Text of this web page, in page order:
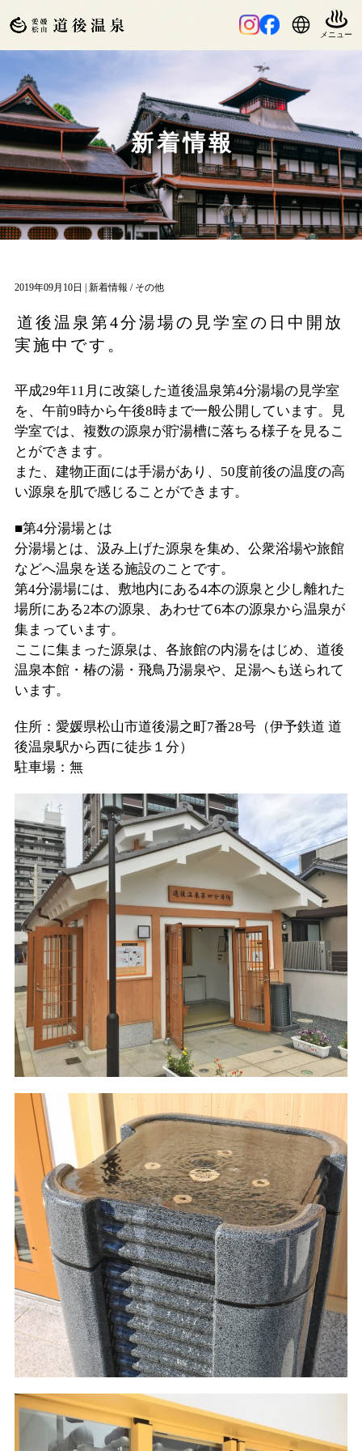
新着情報
2019年09月10日 | 新着情報 / その他
道後温泉第4分湯場の見学室の日中開放
実施中です。
平成29年11月に改築した道後温泉第4分湯場の見学室
を、午前9時から午後8時まで一般公開しています。見
学室では、複数の源泉が貯湯槽に落ちる様子を見るこ
とができます。
また、建物正面には手湯があり、50度前後の温度の高
い源泉を肌で感じることができます。
■第4分湯場とは
分湯場とは、汲み上げた源泉を集め、公衆浴場や旅館
などへ温泉を送る施設のことです。
第4分湯場には、敷地内にある4本の源泉と少し離れた
場所にある2本の源泉、あわせて6本の源泉から温泉が
集まっています。
ここに集まった源泉は、各旅館の内湯をはじめ、道後
温泉本館・椿の湯・飛鳥乃湯泉や、足湯へも送られて
います。
住所：愛媛県松山市道後湯之町7番28号（伊予鉄道 道
後温泉駅から西に徒歩１分）
駐車場：無